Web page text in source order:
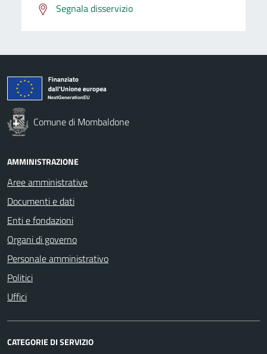
Segnala disservizio
Comune di Mombaldone
AMMINISTRAZIONE
Aree amministrative
Documenti e dati
Enti e fondazioni
Organi di governo
Personale amministrativo
Politici
Uffici
CATEGORIE DI SERVIZIO